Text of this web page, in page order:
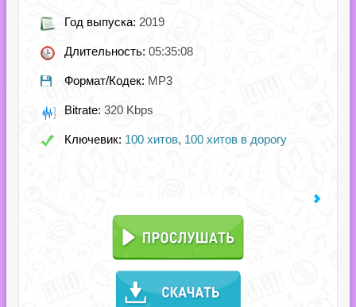
Год выпуска: 2019
Длительность: 05:35:08
Формат/Кодек: MP3
Bitrate: 320 Kbps
Ключевик: 100 хитов, 100 хитов в дорогу